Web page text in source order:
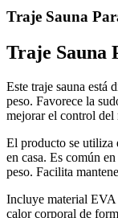
Traje Sauna
Traje Sauna
Este traje sauna está
peso. Favorece la
mejorar el control
El producto se utiliza
en casa. Es común
peso. Facilita
Incluye material EVA
calor corporal de